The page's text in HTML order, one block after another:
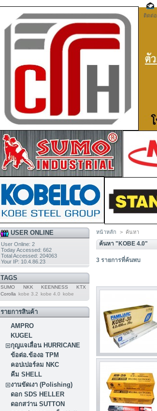
ติดต่อ
USER ONLINE
User Online: 2
Today Accessed: 662
Total Accessed: 204063
Your IP: 10.4.86.23
TAGS
SUMO NKK KEENNESS
KTX
Corolla kobe 3.2 kobe 4.0 kobe
รายการสินค้า
AMPRO
KUGEL
กุญแจเลื่อน HURRICANE
ข้อต่อ.ข้องอ TPM
คอปเปอร์ลม NKC
คีม SHELL
งานขัดเงา (Polishing)
ดอก SDS HELLER
ดอกสว่าน SUTTON
หน้าหลัก > ค้นหา
ค้นหา "KOBE 4.0"
3 รายการที่ค้นพบ